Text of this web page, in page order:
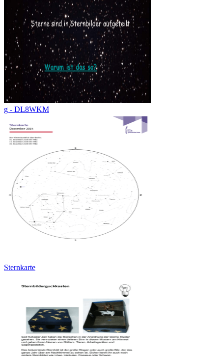
g - DL8WKM
Sternkarte